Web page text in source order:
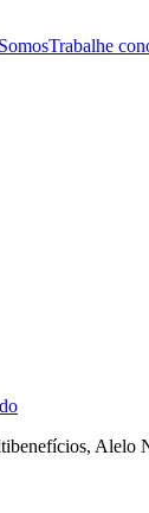
Trabalhe
Alelo